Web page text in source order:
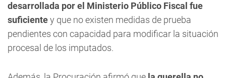
desarrollada por el Ministerio Público Fiscal fue
suficientey que no existen medidas de prueba
pendientes con capacidad para modificar la situación
procesal de los imputados.